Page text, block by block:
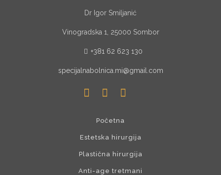
Dr Igor Smiljanić
Vinogradska 1, 25000 Sombor
+381 62 623 130
specijalnabolnica.mi@gmail.com
Početna
Estetska hirurgija
Plastična hirurgija
Anti-age tretmani